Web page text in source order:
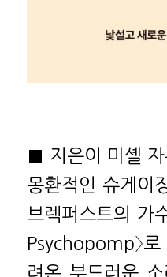
■ 지은이 미셸
몽환적인 슈게이
브렉퍼스트의 가
Psychopomp〉
려온 부드러운